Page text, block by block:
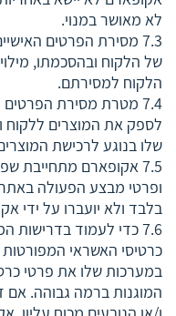
לא מאושר במנוי.
7.3 מסירת הפרטים
של הלקוח ובהסכמתו,
הלקוח למסירתם.
7.4 מטרת מסירת
לספק את המוצרים
שלו בנוגע לרכישת
7.5 אקופארם מתחייבת
ופרטי מבצע הפעולה
בלבד ולא יועברו על ידי
7.6 כדי לעמוד
במערכות שלו את פרטי
המוגנות ברמה גבוהה. אם